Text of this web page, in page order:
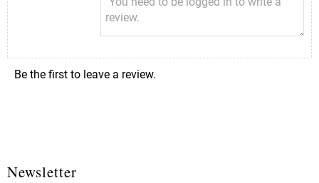
Be the first to leave a review.
Newsletter